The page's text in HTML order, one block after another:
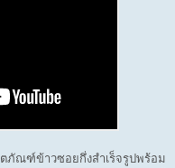
ณฑ์ข้าวซอยกึ่งสำเร็จรูปพร้อม